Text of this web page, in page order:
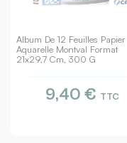
Album De 12 Feuilles Papier
Aquarelle Montval Format
21x29,7 Cm, 300 G
9,40 € TTC